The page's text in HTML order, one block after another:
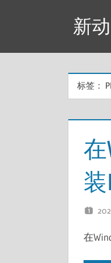
新
标签：
在
在